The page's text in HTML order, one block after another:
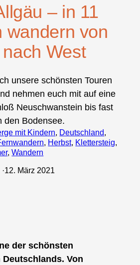
– in 11
wandern von
West
unsere schönsten Touren
nehmen euch mit auf eine
Neuschwanstein bis fast
den Bodensee.
mit Kindern, Deutschland
, Herbst, Klettersteig
, Wandern
·12. März 2021
der schönsten
Von